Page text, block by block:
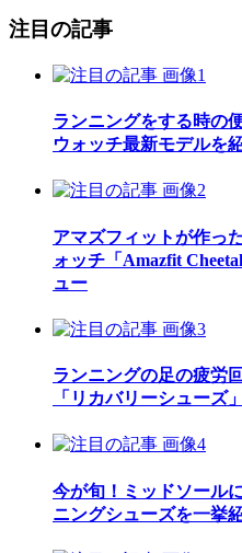
注目の記事
ランニングをする時の
ウォッチ最新モデルを
アマズフィットが作っ
ォッチ「Amazfit
ュー
ランニングの足の疲労
「リカバリーシューズ」
今が旬！ミッドソール
ニングシューズを一挙